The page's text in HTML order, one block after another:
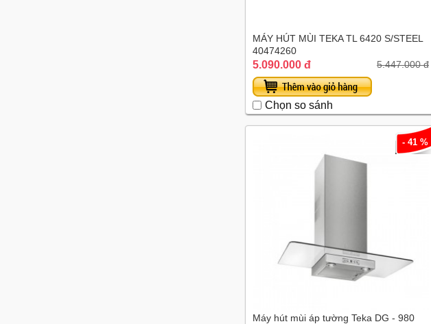
MÁY HÚT MÙI TEKA TL 6420 S/STEEL
40474260
5.090.000 đ 5.447.000 đ
Chọn so sánh
- 41 %
Máy hút mùi áp tường Teka DG - 980